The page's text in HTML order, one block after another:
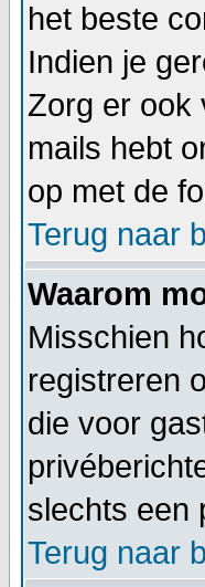
het beste
Indien je
Zorg er ook
mails hebt
op met de
Terug naar
Waarom
Misschien
registreren
die voor
slechts een
Terug naar